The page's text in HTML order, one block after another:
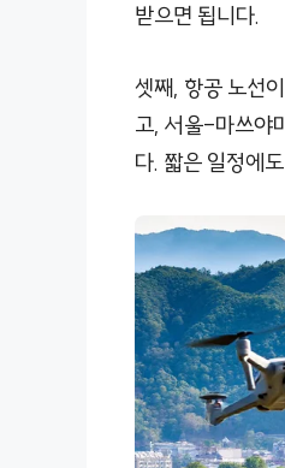
받으면 됩니다.
셋째, 항공 노선
고, 서울-마쓰야
다. 짧은 일정에